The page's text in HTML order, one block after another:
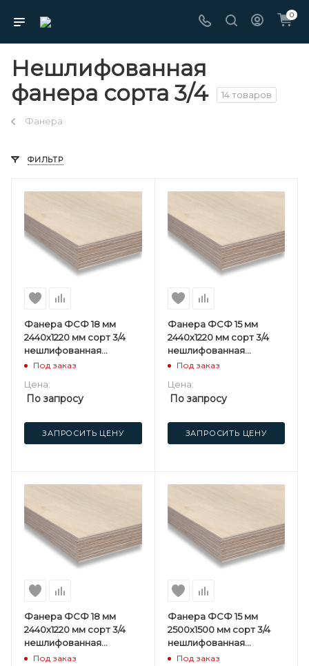
0
Нешлифованная
фанера сорта 3/4
14 товаров
Фанера
ФИЛЬТР
Фанера ФСФ 18 мм
2440х1220 мм сорт 3/4
нешлифованная
хвойная
Под заказ
Цена:
По запросу
ЗАПРОСИТЬ ЦЕНУ
Фанера ФСФ 15 мм
2440х1220 мм сорт 3/4
нешлифованная
хвойная
Под заказ
Цена:
По запросу
ЗАПРОСИТЬ ЦЕНУ
Фанера ФСФ 18 мм
2440х1220 мм сорт 3/4
нешлифованная
березовая
Под заказ
Фанера ФСФ 15 мм
2500х1500 мм сорт 3/4
нешлифованная
березовая
Под заказ